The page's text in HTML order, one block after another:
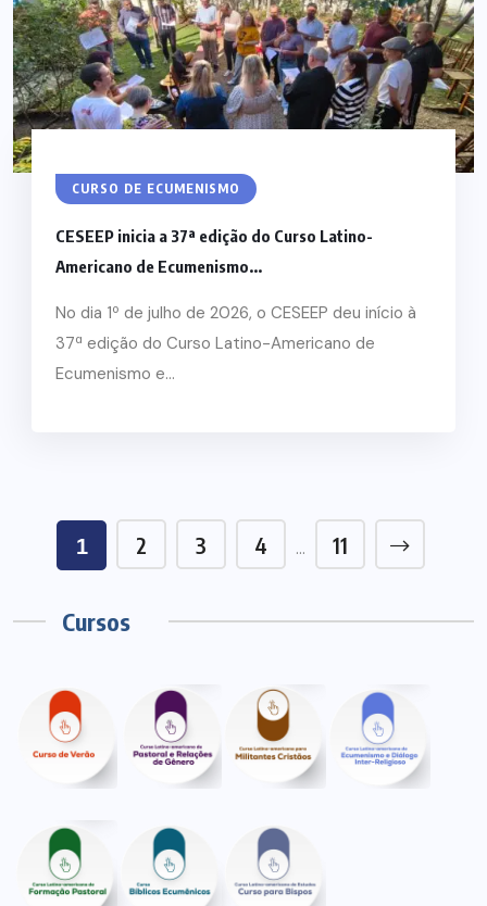
CURSO DE ECUMENISMO
CESEEP inicia a 37ª edição do Curso Latino-
Americano de Ecumenismo...
No dia 1º de julho de 2026, o CESEEP deu início à
37ª edição do Curso Latino-Americano de
Ecumenismo e...
1 2 3 4 … 11
Cursos